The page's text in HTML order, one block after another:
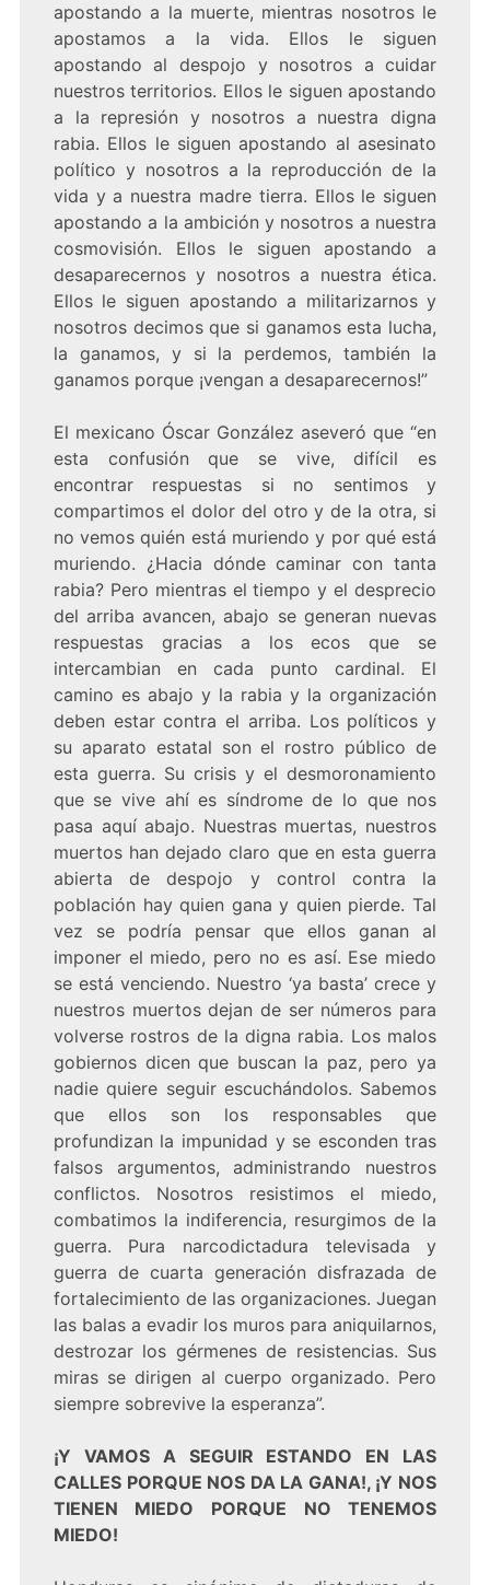
apostando a la muerte, mientras nosotros le
apostamos a la vida. Ellos le siguen
apostando al despojo y nosotros a cuidar
nuestros territorios. Ellos le siguen apostando
a la represión y nosotros a nuestra digna
rabia. Ellos le siguen apostando al asesinato
político y nosotros a la reproducción de la
vida y a nuestra madre tierra. Ellos le siguen
apostando a la ambición y nosotros a nuestra
cosmovisión. Ellos le siguen apostando a
desaparecernos y nosotros a nuestra ética.
Ellos le siguen apostando a militarizarnos y
nosotros decimos que si ganamos esta lucha,
la ganamos, y si la perdemos, también la
ganamos porque ¡vengan a desaparecernos!”
El mexicano Óscar González aseveró que “en
esta confusión que se vive, difícil es
encontrar respuestas si no sentimos y
compartimos el dolor del otro y de la otra, si
no vemos quién está muriendo y por qué está
muriendo. ¿Hacia dónde caminar con tanta
rabia? Pero mientras el tiempo y el desprecio
del arriba avancen, abajo se generan nuevas
respuestas gracias a los ecos que se
intercambian en cada punto cardinal. El
camino es abajo y la rabia y la organización
deben estar contra el arriba. Los políticos y
su aparato estatal son el rostro público de
esta guerra. Su crisis y el desmoronamiento
que se vive ahí es síndrome de lo que nos
pasa aquí abajo. Nuestras muertas, nuestros
muertos han dejado claro que en esta guerra
abierta de despojo y control contra la
población hay quien gana y quien pierde. Tal
vez se podría pensar que ellos ganan al
imponer el miedo, pero no es así. Ese miedo
se está venciendo. Nuestro ‘ya basta’ crece y
nuestros muertos dejan de ser números para
volverse rostros de la digna rabia. Los malos
gobiernos dicen que buscan la paz, pero ya
nadie quiere seguir escuchándolos. Sabemos
que ellos son los responsables que
profundizan la impunidad y se esconden tras
falsos argumentos, administrando nuestros
conflictos. Nosotros resistimos el miedo,
combatimos la indiferencia, resurgimos de la
guerra. Pura narcodictadura televisada y
guerra de cuarta generación disfrazada de
fortalecimiento de las organizaciones. Juegan
las balas a evadir los muros para aniquilarnos,
destrozar los gérmenes de resistencias. Sus
miras se dirigen al cuerpo organizado. Pero
siempre sobrevive la esperanza”.
¡Y VAMOS A SEGUIR ESTANDO EN LAS
CALLES PORQUE NOS DA LA GANA!, ¡Y NOS
TIENEN MIEDO PORQUE NO TENEMOS
MIEDO!